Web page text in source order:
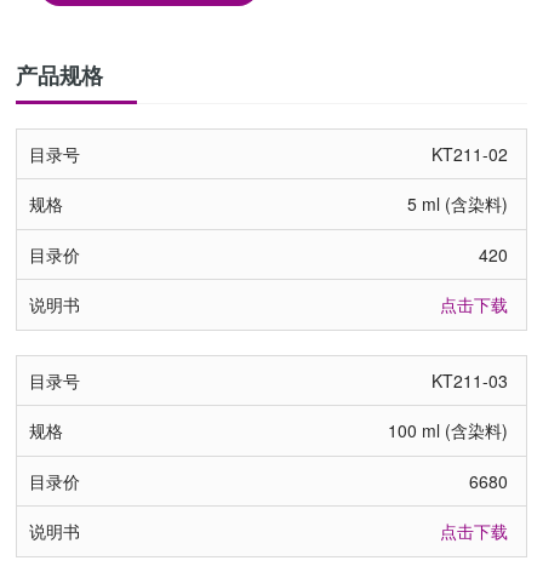
产品规格
KT211-02
5 ml (含染料)
420
点击下载
KT211-03
100 ml (含染料)
6680
点击下载